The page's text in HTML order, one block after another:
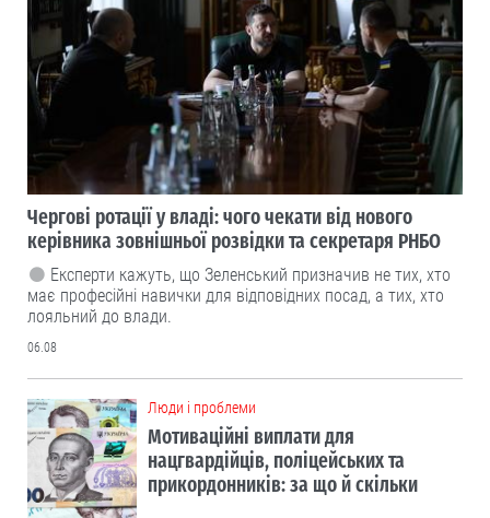
Чергові ротації у владі: чого чекати від нового
керівника зовнішньої розвідки та секретаря РНБО
Експерти кажуть, що Зеленський призначив не тих, хто
має професійні навички для відповідних посад, а тих, хто
лояльний до влади.
06.08
Люди і проблеми
Мотиваційні виплати для
нацгвардійців, поліцейських та
прикордонників: за що й скільки